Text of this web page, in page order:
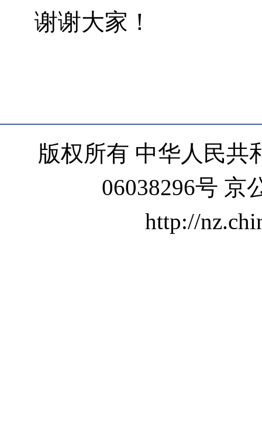
谢谢大家！
版权所有 中华人民共
06038296号 京
http://